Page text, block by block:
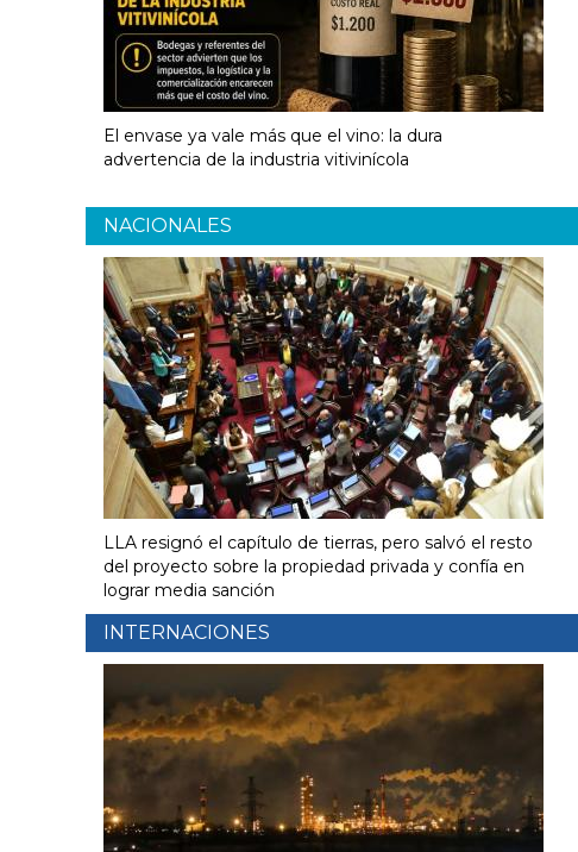
El envase ya vale más que el vino: la dura
advertencia de la industria vitivinícola
NACIONALES
LLA resignó el capítulo de tierras, pero salvó el resto
del proyecto sobre la propiedad privada y confía en
lograr media sanción
INTERNACIONES